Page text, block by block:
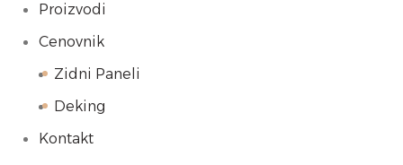
Proizvodi
Cenovnik
Zidni Paneli
Deking
Kontakt